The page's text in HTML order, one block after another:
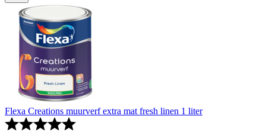
Flexa Creations muurverf extra mat fresh linen 1 liter